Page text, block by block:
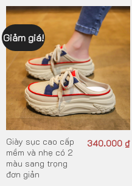
Giảm giá!
Giày sục cao cấp
mềm và nhẹ có 2
màu sang trọng
đơn giản
340.000 ₫